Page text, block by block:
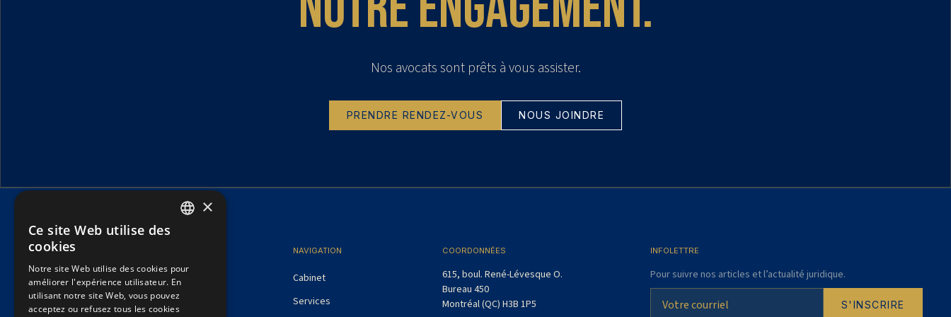
Nos avocats sont prêts à vous assister.
PRENDRE RENDEZ-VOUS NOUS JOINDRE
NAVIGATION
Cabinet
Services
COORDONNÉES
615, boul. René-Lévesque O.
Bureau 450
Montréal (QC) H3B 1P5
INFOLETTRE
Pour suivre nos articles et l’actualité juridique.
×
Ce site Web utilise des
cookies
Notre site Web utilise des cookies pour
améliorer l'expérience utilisateur. En
utilisant notre site Web, vous pouvez
acceptez ou refusez tous les cookies